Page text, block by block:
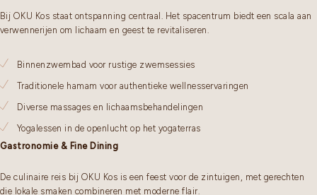
Bij OKU Kos staat ontspanning centraal. Het spacentrum biedt een scala aan
verwennerijen om lichaam en geest te revitaliseren.
Binnenzwembad voor rustige zwemsessies
Traditionele hamam voor authentieke wellnesservaringen
Diverse massages en lichaamsbehandelingen
Yogalessen in de openlucht op het yogaterras
Gastronomie & Fine Dining
De culinaire reis bij OKU Kos is een feest voor de zintuigen, met gerechten
die lokale smaken combineren met moderne flair.